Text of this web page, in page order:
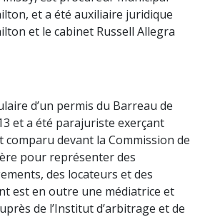
et a été auxiliaire juridique
et le cabinet Russell Allegra
d’un permis du Barreau de
et a été parajuriste exerçant
comparu devant la Commission de
pour représenter des
des locateurs et des
est en outre une médiatrice et
de l’Institut d’arbitrage et de